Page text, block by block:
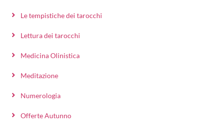
Le tempistiche dei tarocchi
Lettura dei tarocchi
Medicina Olinistica
Meditazione
Numerologia
Offerte Autunno